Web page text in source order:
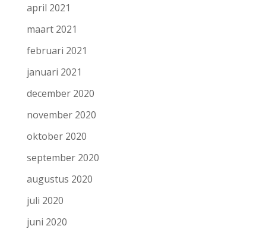
april 2021
maart 2021
februari 2021
januari 2021
december 2020
november 2020
oktober 2020
september 2020
augustus 2020
juli 2020
juni 2020